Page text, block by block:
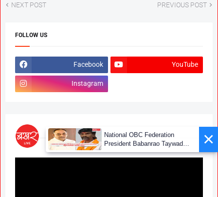
NEXT POST PREVIOUS POST
FOLLOW US
Facebook YouTube
Instagram
×
National OBC Federation
President Babanrao Taywade
Claims Only 27 Kunbi